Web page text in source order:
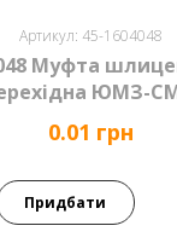
Артикул: 45-1604048
Муфта
ЮМЗ-
0.01 грн
Придбати